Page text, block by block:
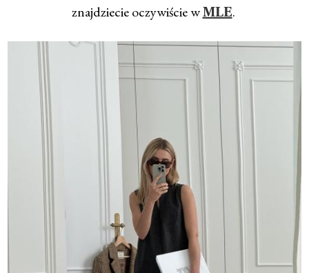
znajdziecie oczywiście w MLE.